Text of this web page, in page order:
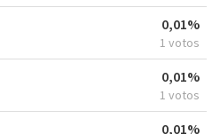
0,01%
1 votos
0,01%
1 votos
0,01%